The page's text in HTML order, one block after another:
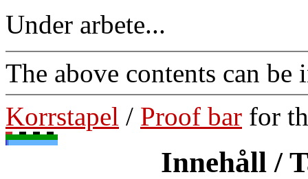
Under arbete...
The above contents can
Korrstapel / Proof bar for
Innehåll /